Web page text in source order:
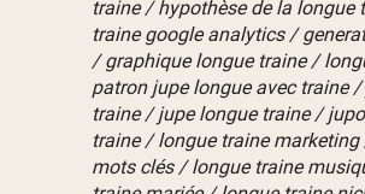
traine / hypothèse de la longue
traine google analytics /
/ graphique longue traine /
patron jupe longue avec traine
traine / jupe longue traine /
traine / longue traine
mots clés / longue traine